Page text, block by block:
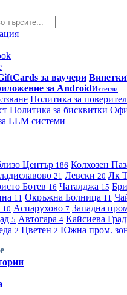
за ваучери Винетки
за AndroidИзтегли
Политика за
Политика за бисквитки
LLM системи
Център 186 Колхозен
21 Левски 20 Лк
Ботев 16 Чаталджа 15
11 Окръжна Болница 11
10 Аспарухово 7 Западна
5 Автогара 4 Кайсиева
2 Цветен 2 Южна пром.